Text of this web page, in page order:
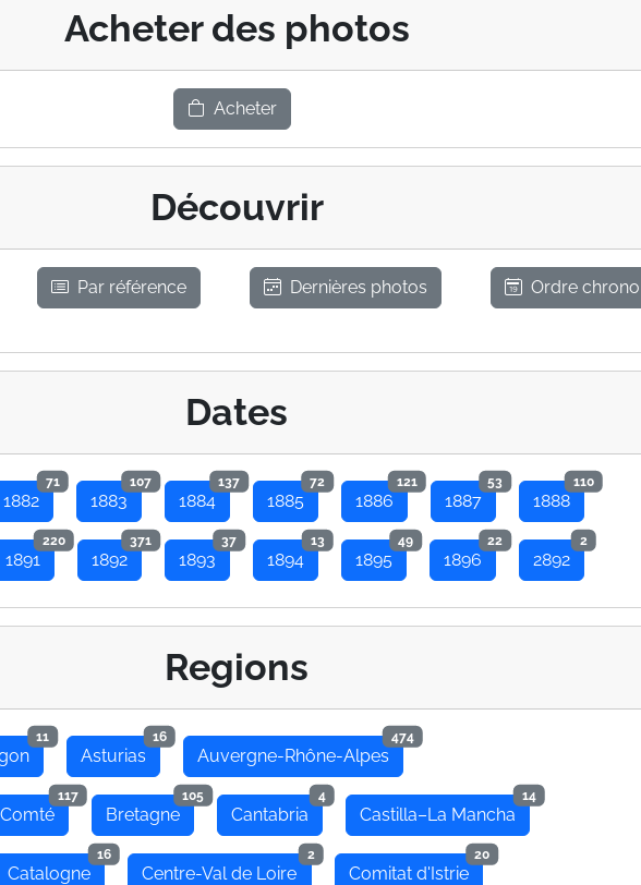
Acheter des photos
Acheter
Découvrir
Par référence Dernières photos Ordre chrono
Dates
1882
71
1883
107
1884
137
1885
72
1886
121
1887
53
1888
110
1891
220
1892
371
1893
37
1894
13
1895
49
1896
22
2892
2
Regions
11
Asturias
16
Auvergne-Rhône-Alpes
474
117
Bretagne
105
Cantabria
4
Castilla–La Mancha
14
Catalogne
16
Centre-Val de Loire
2
Comitat d'Istrie
20